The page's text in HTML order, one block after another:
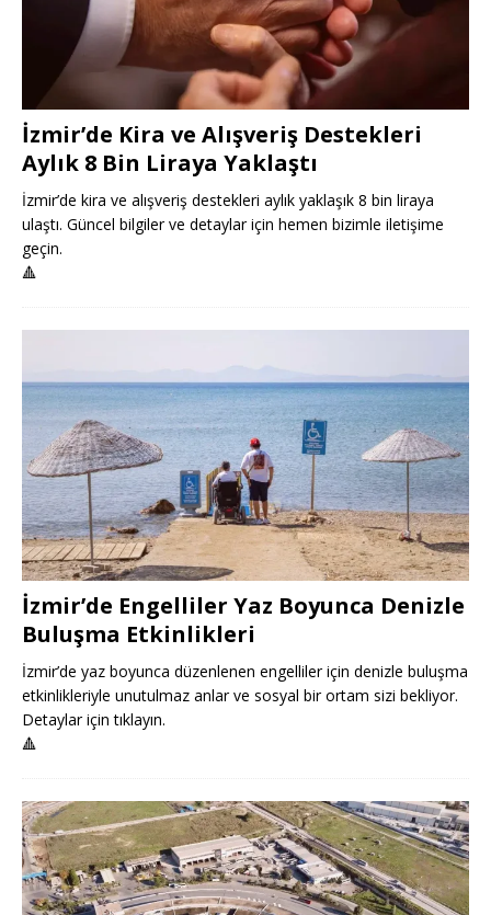
İzmir’de Kira ve Alışveriş Destekleri
Aylık 8 Bin Liraya Yaklaştı
İzmir’de kira ve alışveriş destekleri aylık yaklaşık 8 bin liraya
ulaştı. Güncel bilgiler ve detaylar için hemen bizimle iletişime
geçin.
🔺
İzmir’de Engelliler Yaz Boyunca Denizle
Buluşma Etkinlikleri
İzmir’de yaz boyunca düzenlenen engelliler için denizle buluşma
etkinlikleriyle unutulmaz anlar ve sosyal bir ortam sizi bekliyor.
Detaylar için tıklayın.
🔺